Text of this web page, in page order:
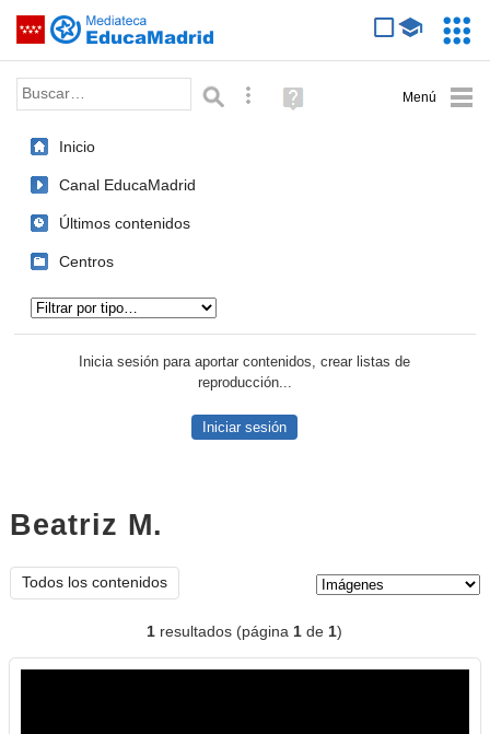
Saltar navegación
Palabra o frase: Búsqueda avanzada
Ayuda
(en
Inicio
Canal EducaMadrid
Últimos contenidos
Centros
Inicia sesión para aportar contenidos, crear listas de
reproducción...
Iniciar sesión
Beatriz M.
Todos los contenidos
1 resultados (página1 de1)